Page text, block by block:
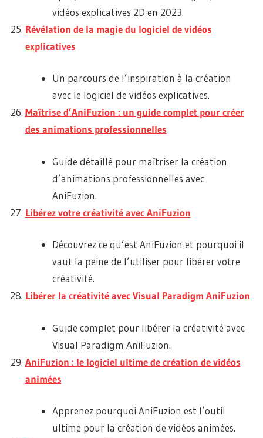
vidéos explicatives 2D en 2023.
Révélation de la magie du logiciel de vidéos
explicatives
Un parcours de l’inspiration à la création
avec le logiciel de vidéos explicatives.
Maîtrise d’AniFuzion : un guide complet pour créer
des animations professionnelles
Guide détaillé pour maîtriser la création
d’animations professionnelles avec
AniFuzion.
Libérez votre créativité avec AniFuzion
Découvrez ce qu’est AniFuzion et pourquoi il
vaut la peine de l’utiliser pour libérer votre
créativité.
Libérer la créativité avec Visual Paradigm AniFuzion
Guide complet pour libérer la créativité avec
Visual Paradigm AniFuzion.
AniFuzion : le logiciel ultime de création de vidéos
animées
Apprenez pourquoi AniFuzion est l’outil
ultime pour la création de vidéos animées.